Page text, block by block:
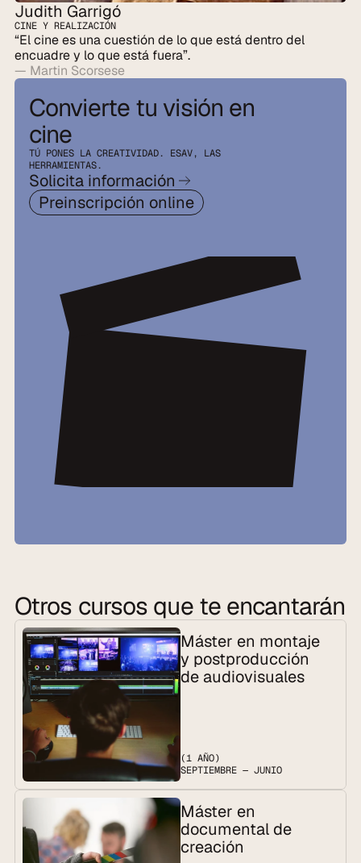
Judith Garrigó
CINE Y REALIZACIÓN
“El cine es una cuestión de lo que está dentro del
encuadre y lo que está fuera”.
— Martin Scorsese
Convierte tu visión en
cine
TÚ PONES LA CREATIVIDAD. ESAV, LAS
HERRAMIENTAS.
Solicita información
Preinscripción online
Otros cursos que te encantarán
Máster en montaje
y postproducción
de audiovisuales
(1 AÑO)
SEPTIEMBRE — JUNIO
Máster en
documental de
creación